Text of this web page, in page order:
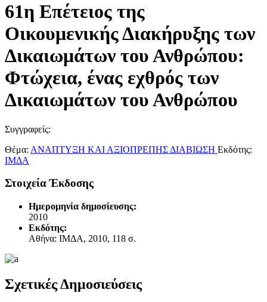
61η Επέτειος της
Οικουμενικής Διακήρυξης των
Δικαιωμάτων του Ανθρώπου:
Φτώχεια, ένας εχθρός των
Δικαιωμάτων του Ανθρώπου
Συγγραφείς:
Θέμα: ΑΝΑΠΤΥΞΗ ΚΑΙ ΑΞΙΟΠΡΕΠΗΣ ΔΙΑΒΙΩΣΗ Εκδότης:
ΙΜΔΑ
Στοιχεία Έκδοσης
Ημερομηνία δημοσίευσης:
2010
Εκδότης:
Αθήνα: ΙΜΔΑ, 2010, 118 σ.
Σχετικές Δημοσιεύσεις